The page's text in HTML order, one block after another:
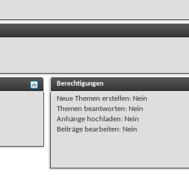
Berechtigungen
Neue Themen erstellen: Nein
Themen beantworten: Nein
Anhänge hochladen: Nein
Beiträge bearbeiten: Nein